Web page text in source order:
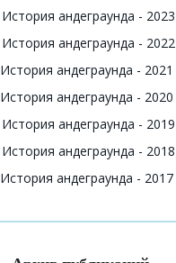
История андеграунда - 2023
История андеграунда - 2022
История андеграунда - 2021
История андеграунда - 2020
История андеграунда - 2019
История андеграунда - 2018
История андеграунда - 2017